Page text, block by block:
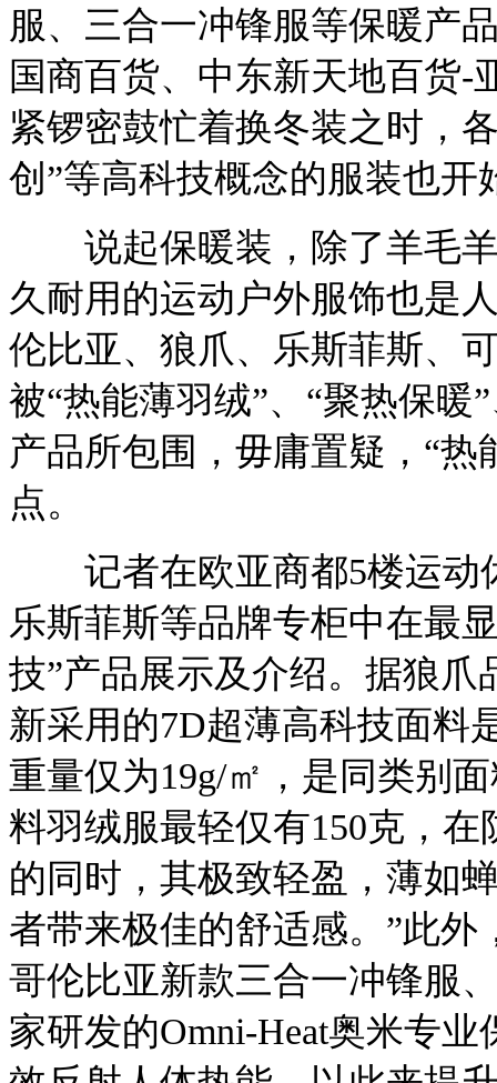
服、三合一冲锋服等保暖产
国商百货、中东新天地百货-
紧锣密鼓忙着换冬装之时，
创”等高科技概念的服装也开
说起保暖装，除了羊毛羊
久耐用的运动户外服饰也是
伦比亚、狼爪、乐斯菲斯、
被“热能薄羽绒”、“聚热保
产品所包围，毋庸置疑，“
点。
记者在欧亚商都5楼运动
乐斯菲斯等品牌专柜中在最
技”产品展示及介绍。据狼
新采用的7D超薄高科技面料
重量仅为19g/㎡，是同类别
料羽绒服最轻仅有150克，
的同时，其极致轻盈，薄如
者带来极佳的舒适感。”此
哥伦比亚新款三合一冲锋服
家研发的Omni-Heat奥米专